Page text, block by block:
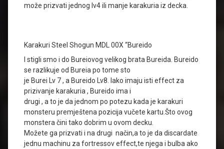
može prizvati jednog lv4 ili manje karakuria iz decka.
Karakuri Steel Shogun MDL 00X “Bureido
I stigli smo i do Bureiovog velikog brata Bureida. Bureido
se razlikuje od Bureia po tome sto
je Burei Lv 7 , a Bureido Lv8. Iako imaju isti effect za
prizivanje karakuria , Bureido ima i
drugi , a to je da jednom po potezu kada je karakuri
monsteru premještena pozicija vučete kartu.Što ovog
monstera čini tako dobrim u ovom decku.
Možete ga prizvati i na drugi način,a to je da discardate
jednu machinu za fortressov effect,te njega i bulba ako